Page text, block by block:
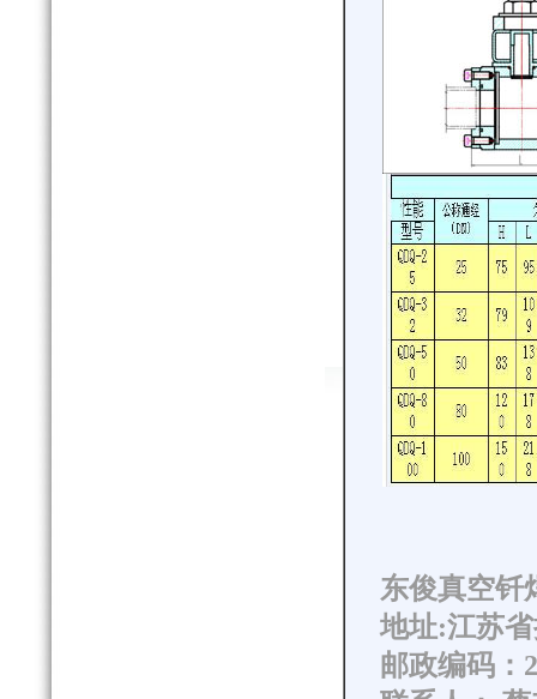
东俊真空钎
地址:江苏
邮政编码：